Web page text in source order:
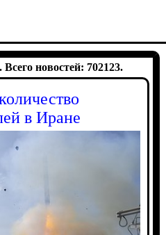
новостей: 702123.
в Иране